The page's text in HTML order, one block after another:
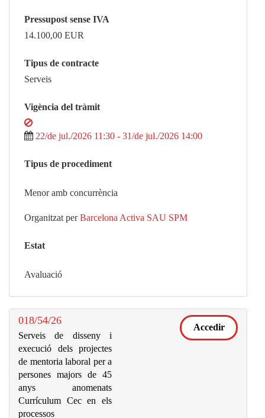
Pressupost sense IVA
14.100,00 EUR
Tipus de contracte
Serveis
Vigència del tràmit
22/de jul./2026 11:30 - 31/de jul./2026 14:00
Tipus de procediment
Menor amb concurrència
Organitzat per Barcelona Activa SAU SPM
Estat
Avaluació
018/54/26
Serveis de disseny i
execució dels projectes
de mentoria laboral per a
persones majors de 45
anys anomenats
Currículum Cec en els
processos
Accedir